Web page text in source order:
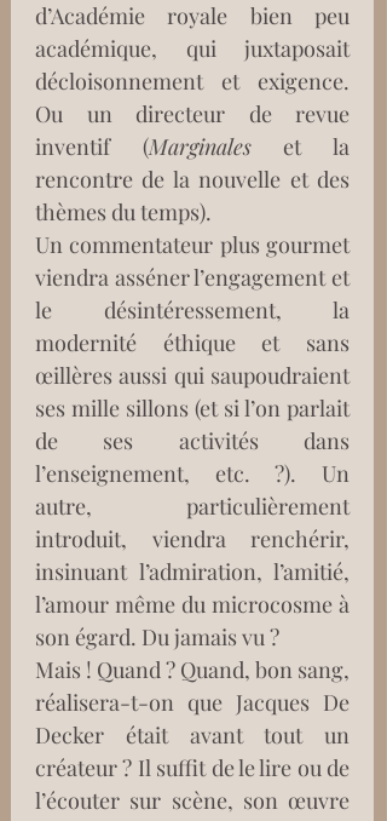
d’Académie royale bien peu
académique, qui juxtaposait
décloisonnement et exigence.
Ou un directeur de revue
inventif (Marginales et la
rencontre de la nouvelle et des
thèmes du temps).
Un commentateur plus gourmet
viendra asséner l’engagement et
le désintéressement, la
modernité éthique et sans
œillères aussi qui saupoudraient
ses mille sillons (et si l’on parlait
de ses activités dans
l’enseignement, etc. ?). Un
autre, particulièrement
introduit, viendra renchérir,
insinuant l’admiration, l’amitié,
l’amour même du microcosme à
son égard. Du jamais vu ?
Mais ! Quand ? Quand, bon sang,
réalisera-t-on que Jacques De
Decker était avant tout un
créateur ? Il suffit de le lire ou de
l’écouter sur scène, son œuvre